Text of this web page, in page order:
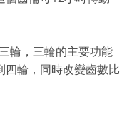
輪，三輪的主要功能
四輪，同時改變齒數比